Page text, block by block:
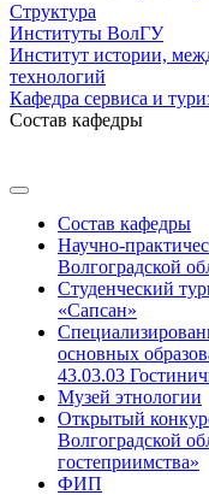
Структура
Институты ВолГУ
Институт истории,
технологий
Кафедра сервиса и
Состав кафедры
Состав кафедры
Научно-
Волгоградской
Студенческий
«Сапсан»
основных
43.03.03
Музей этнологии
Открытый
Волгоградской
гостеприимства»
ФИП